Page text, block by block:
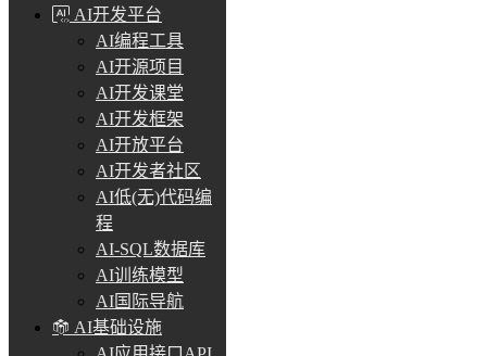
AI开发平台
AI编程工具
AI开源项目
AI开发课堂
AI开发框架
AI开放平台
AI开发者社区
AI低(无)代码编
程
AI-SQL数据库
AI训练模型
AI国际导航
AI基础设施